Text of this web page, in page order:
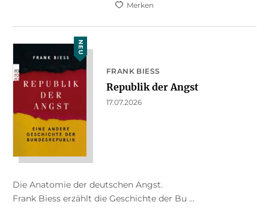
Merken
NEU
FRANK BIESS
Republik der Angst
17.07.2026
Die Anatomie der deutschen Angst.
Frank Biess erzählt die Geschichte der Bu ...